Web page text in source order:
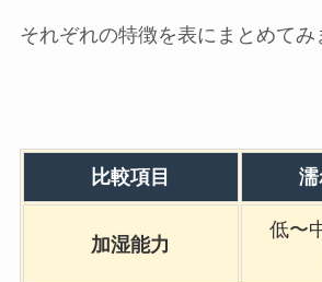
それぞれの特徴を表にまとめてみ
比較項目
加湿能力
低〜